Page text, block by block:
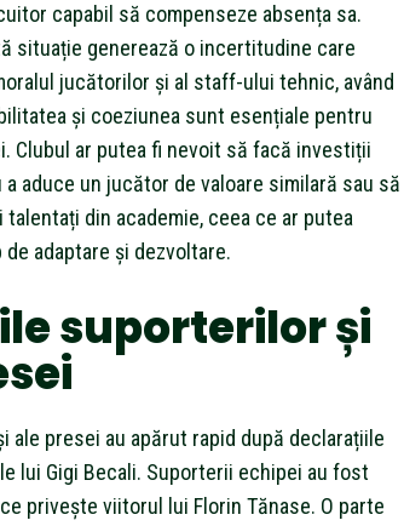
capabil să compenseze absența sa.
situație generează o incertitudine care
jucătorilor și al staff-ului tehnic, având
și coeziunea sunt esențiale pentru
Clubul ar putea fi nevoit să facă investiții
aduce un jucător de valoare similară sau să
din academie, ceea ce ar putea
adaptare și dezvoltare.
suporterilor și
ale presei au apărut rapid după declarațiile
lui Gigi Becali. Suporterii echipei au fost
privește viitorul lui Florin Tănase. O parte